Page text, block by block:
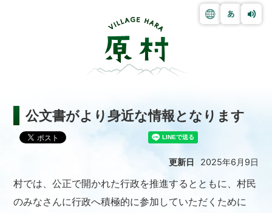
公文書がより身近な情報となります
更新日 2025年6月9日
村では、公正で開かれた行政を推進するとともに、村民
のみなさんに行政へ積極的に参加していただくために